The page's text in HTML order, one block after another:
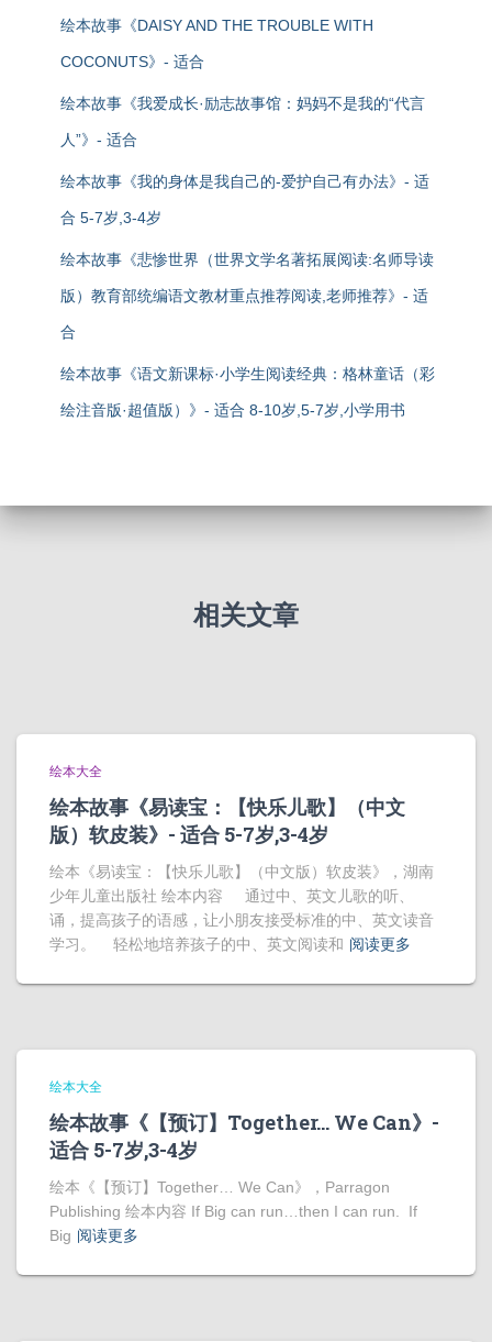
绘本故事《DAISY AND THE TROUBLE WITH
COCONUTS》- 适合
绘本故事《我爱成长·励志故事馆：妈妈不是我的“代言
人”》- 适合
绘本故事《我的身体是我自己的-爱护自己有办法》- 适
合 5-7岁,3-4岁
绘本故事《悲惨世界（世界文学名著拓展阅读:名师导读
版）教育部统编语文教材重点推荐阅读,老师推荐》- 适
合
绘本故事《语文新课标·小学生阅读经典：格林童话（彩
绘注音版·超值版）》- 适合 8-10岁,5-7岁,小学用书
相关文章
绘本大全
绘本故事《易读宝：【快乐儿歌】（中文
版）软皮装》- 适合 5-7岁,3-4岁
绘本《易读宝：【快乐儿歌】（中文版）软皮装》，湖南
少年儿童出版社 绘本内容 通过中、英文儿歌的听、
诵，提高孩子的语感，让小朋友接受标准的中、英文读音
学习。 轻松地培养孩子的中、英文阅读和 阅读更多
绘本大全
绘本故事《【预订】Together… We Can》-
适合 5-7岁,3-4岁
绘本《【预订】Together… We Can》，Parragon
Publishing 绘本内容 If Big can run…then I can run. If
Big 阅读更多